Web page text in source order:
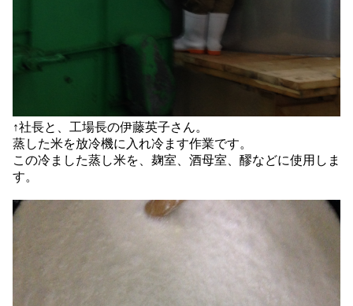
↑社長と、工場長の伊藤英子さん。
蒸した米を放冷機に入れ冷ます作業です。
この冷ました蒸し米を、麹室、酒母室、醪などに使用しま
す。